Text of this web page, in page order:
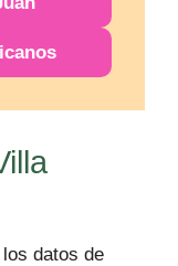
datos de